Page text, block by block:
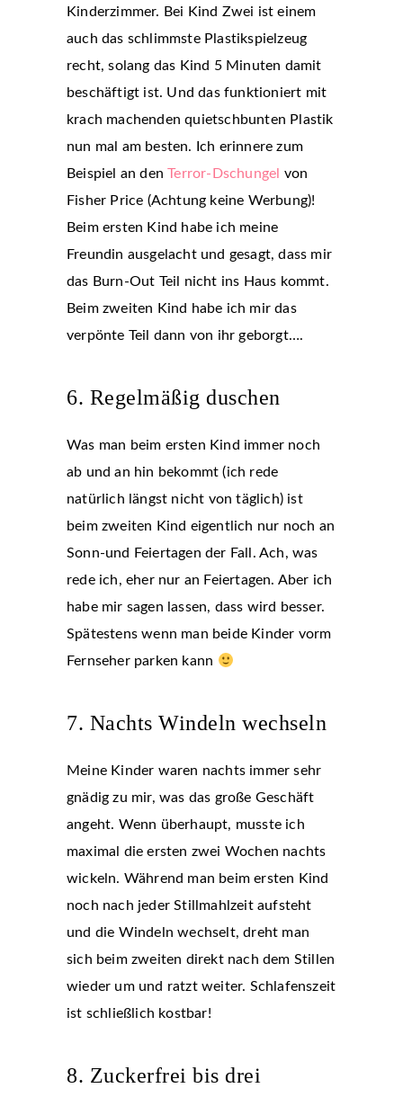
Kinderzimmer. Bei Kind Zwei ist einem
auch das schlimmste Plastikspielzeug
recht, solang das Kind 5 Minuten damit
beschäftigt ist. Und das funktioniert mit
krach machenden quietschbunten Plastik
nun mal am besten. Ich erinnere zum
Beispiel an denTerror-Dschungel von
Fisher Price (Achtung keine Werbung)!
Beim ersten Kind habe ich meine
Freundin ausgelacht und gesagt, dass mir
das Burn-Out Teil nicht ins Haus kommt.
Beim zweiten Kind habe ich mir das
verpönte Teil dann von ihr geborgt….
6. Regelmäßig duschen
Was man beim ersten Kind immer noch
ab und an hin bekommt (ich rede
natürlich längst nicht von täglich) ist
beim zweiten Kind eigentlich nur noch an
Sonn-und Feiertagen der Fall. Ach, was
rede ich, eher nur an Feiertagen. Aber ich
habe mir sagen lassen, dass wird besser.
Spätestens wenn man beide Kinder vorm
Fernseher parken kann
7. Nachts Windeln wechseln
Meine Kinder waren nachts immer sehr
gnädig zu mir, was das große Geschäft
angeht. Wenn überhaupt, musste ich
maximal die ersten zwei Wochen nachts
wickeln. Während man beim ersten Kind
noch nach jeder Stillmahlzeit aufsteht
und die Windeln wechselt, dreht man
sich beim zweiten direkt nach dem Stillen
wieder um und ratzt weiter. Schlafenszeit
ist schließlich kostbar!
8. Zuckerfrei bis drei